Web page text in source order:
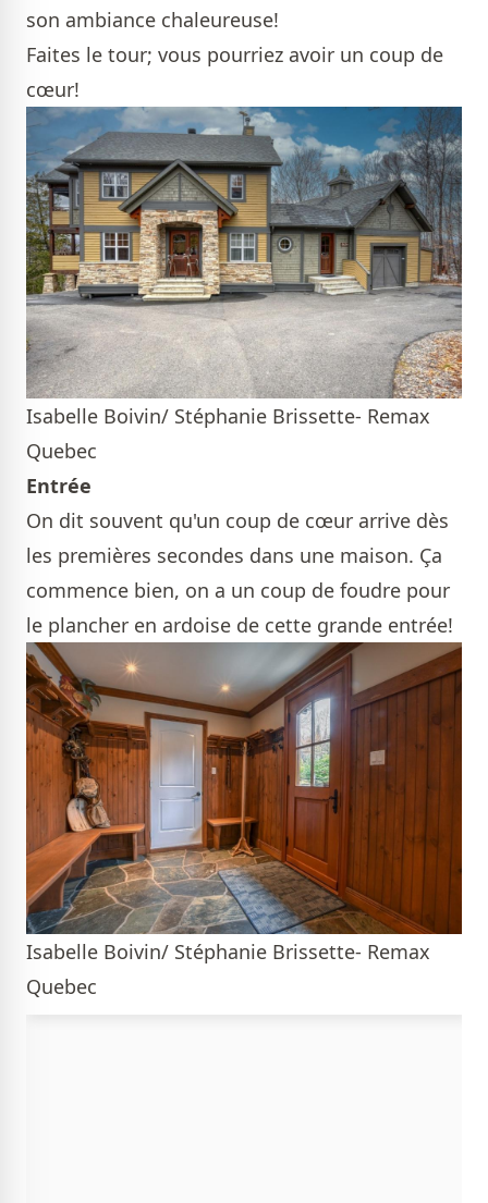
son ambiance chaleureuse!
Faites le tour; vous pourriez avoir un coup de
cœur!
Isabelle Boivin/ Stéphanie Brissette- Remax
Quebec
Entrée
On dit souvent qu'un coup de cœur arrive dès
les premières secondes dans une maison. Ça
commence bien, on a un coup de foudre pour
le plancher en ardoise de cette grande entrée!
Isabelle Boivin/ Stéphanie Brissette- Remax
Quebec